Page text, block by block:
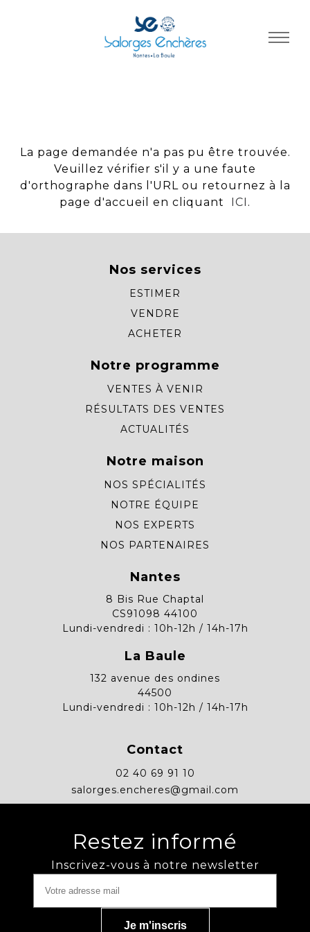
La page demandée n'a pas pu être trouvée.
Veuillez vérifier s'il y a une faute
d'orthographe dans l'URL ou retournez à la
page d'accueil en cliquant
ICI .
Nos services
ESTIMER
VENDRE
ACHETER
Notre programme
VENTES À VENIR
RÉSULTATS DES VENTES
ACTUALITÉS
Notre maison
NOS SPÉCIALITÉS
NOTRE ÉQUIPE
NOS EXPERTS
NOS PARTENAIRES
Nantes
8 Bis Rue Chaptal
CS91098 44100
Lundi-vendredi : 10h-12h / 14h-17h
La Baule
132 avenue des ondines
44500
Lundi-vendredi : 10h-12h / 14h-17h
Contact
02 40 69 91 10
salorges.encheres@gmail.com
Restez informé
Inscrivez-vous à notre newsletter